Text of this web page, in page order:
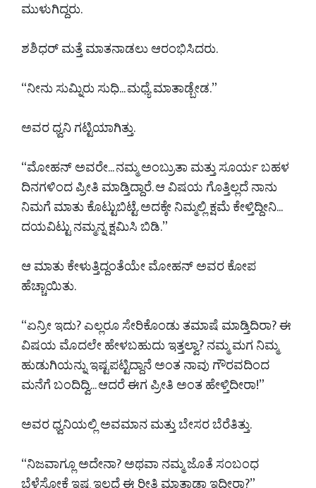
ಮುಳುಗಿದ್ದರು.
ಶಶಿಧರ್ ಮತ್ತೆ ಮಾತನಾಡಲು ಆರಂಭಿಸಿದರು.
“ನೀನು ಸುಮ್ನಿರು ಸುಧಿ... ಮಧ್ಯೆ ಮಾತಾಡ್ಬೇಡ.”
ಅವರ ಧ್ವನಿ ಗಟ್ಟಿಯಾಗಿತ್ತು.
“ಮೋಹನ್ ಅವರೇ... ನಮ್ಮ ಅಂಬ್ರುತಾ ಮತ್ತು ಸೂರ್ಯ ಬಹಳ
ದಿನಗಳಿಂದ ಪ್ರೀತಿ ಮಾಡ್ತಿದ್ದಾರೆ. ಆ ವಿಷಯ ಗೊತ್ತಿಲ್ಲದೆ ನಾನು
ನಿಮಗೆ ಮಾತು ಕೊಟ್ಟುಬಿಟ್ಟೆ. ಅದಕ್ಕೇ ನಿಮ್ಮಲ್ಲಿ ಕ್ಷಮೆ ಕೇಳ್ತಿದ್ದೀನಿ...
ದಯವಿಟ್ಟು ನಮ್ಮನ್ನ ಕ್ಷಮಿಸಿ ಬಿಡಿ.”
ಆ ಮಾತು ಕೇಳುತ್ತಿದ್ದಂತೆಯೇ ಮೋಹನ್ ಅವರ ಕೋಪ
ಹೆಚ್ಚಾಯಿತು.
“ಏನ್ರೀ ಇದು? ಎಲ್ಲರೂ ಸೇರಿಕೊಂಡು ತಮಾಷೆ ಮಾಡ್ತಿದಿರಾ? ಈ
ವಿಷಯ ಮೊದಲೇ ಹೇಳಬಹುದು ಇತ್ತಲ್ವಾ? ನಮ್ಮ ಮಗ ನಿಮ್ಮ
ಹುಡುಗಿಯನ್ನು ಇಷ್ಟಪಟ್ಟಿದ್ದಾನೆ ಅಂತ ನಾವು ಗೌರವದಿಂದ
ಮನೆಗೆ ಬಂದಿದ್ವಿ... ಆದರೆ ಈಗ ಪ್ರೀತಿ ಅಂತ ಹೇಳ್ತಿದೀರಾ!”
ಅವರ ಧ್ವನಿಯಲ್ಲಿ ಅವಮಾನ ಮತ್ತು ಬೇಸರ ಬೆರೆತಿತ್ತು.
“ನಿಜವಾಗ್ಲೂ ಅದೇನಾ? ಅಥವಾ ನಮ್ಮ ಜೊತೆ ಸಂಬಂಧ